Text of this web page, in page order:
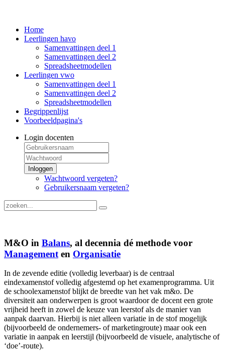
Home
Leerlingen havo
Samenvattingen deel 1
Samenvattingen deel 2
Spreadsheetmodellen
Leerlingen vwo
Samenvattingen deel 1
Samenvattingen deel 2
Spreadsheetmodellen
Begrippenlijst
Voorbeeldpagina's
Login docenten
Inloggen
Wachtwoord vergeten?
Gebruikersnaam vergeten?
M&O in Balans, al decennia dé methode voor
Management en Organisatie
In de zevende editie (volledig leverbaar) is de centraal
eindexamenstof volledig afgestemd op het examenprogramma. Uit
de schoolexamenstof blijkt de breedte van het vak m&o. De
diversiteit aan onderwerpen is groot waardoor de docent een grote
vrijheid heeft in zowel de keuze van leerstof als de manier van
aanpak daarvan. Hierbij is niet alleen variatie in de stof mogelijk
(bijvoorbeeld de ondernemers- of marketingroute) maar ook een
variatie in aanpak en leerstijl (bijvoorbeeld de visuele, analytische of
‘doe’-route).